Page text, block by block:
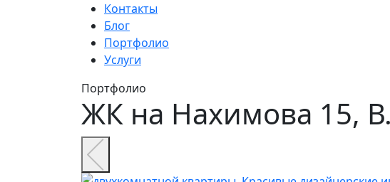
Контакты
Блог
Портфолио
Услуги
Портфолио
ЖК на Нахимова 15,